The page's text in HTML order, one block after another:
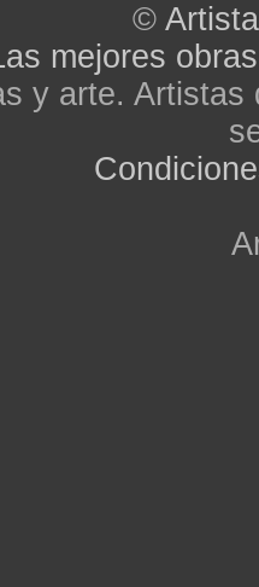
©
mejores
y arte. Artistas